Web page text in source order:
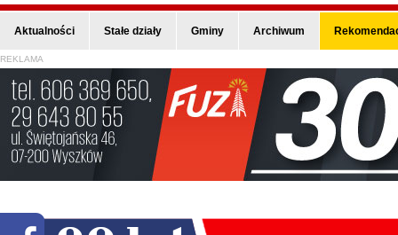
Aktualności Stałe działy Gminy Archiwum
REKLAMA